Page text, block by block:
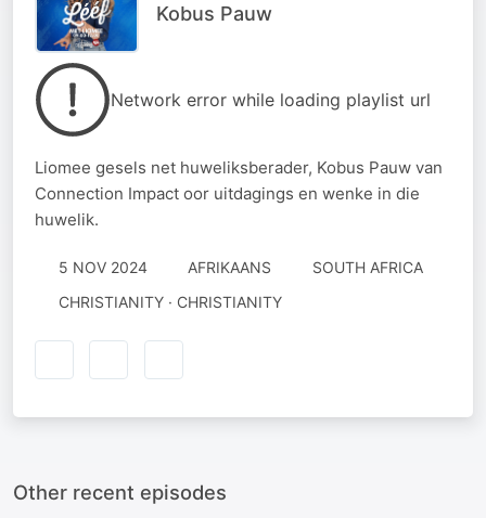
Kobus Pauw
Network error while loading playlist url
Liomee gesels net huweliksberader, Kobus Pauw van
Connection Impact oor uitdagings en wenke in die
huwelik.
5 NOV 2024 AFRIKAANS
SOUTH AFRICA
CHRISTIANITY · CHRISTIANITY
Other recent episodes